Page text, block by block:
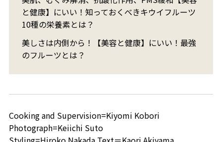
と健康】にいい！知っておくべきキウイフルーツ
10種の栄養素とは？
美しさは内側から！【美容と健康】にいい！最強
のフルーツとは？
Cooking and Supervision=Kiyomi Kobori
Photograph=Keiichi Suto